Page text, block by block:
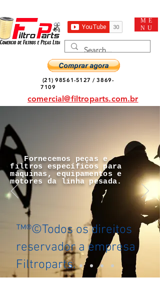
ME
NU
(21) 98561-5127 /3869-
7109
comercial@filtroparts.com.br
Fornecemos peças e
filtros específicos para
máquinas, equipamentos e
motores da linha pesada.
™®©Todos os direitos
reservador a empresa
Filtroparts.